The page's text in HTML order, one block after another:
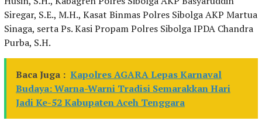
Siregar, S.E., M.H., Kasat Binmas Polres Sibolga AKP Martua
Sinaga, serta Ps. Kasi Propam Polres Sibolga IPDA Chandra
Purba, S.H.
Baca Juga : Kapolres AGARA Lepas Karnaval
Budaya: Warna-Warni Tradisi Semarakkan Hari
Jadi Ke-52 Kabupaten Aceh Tenggara